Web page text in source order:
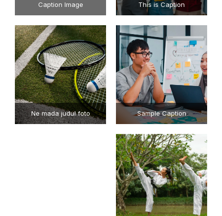
Caption Image This is Caption
Ne mada judul foto Sample Caption